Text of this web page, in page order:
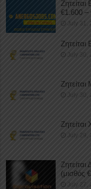
€1.600 –
July 31,
July 30,
July 30,
July 29,
(μισθός
July 27,